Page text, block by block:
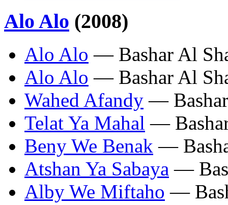
Alo Alo (2008)
Alo Alo — Bashar Al
Alo Alo — Bashar Al
Wahed Afandy —
Telat Ya Mahal —
Beny We Benak —
Atshan Ya Sabaya —
Alby We Miftaho —